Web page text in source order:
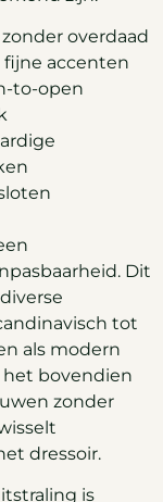
overdaad
fijne accenten
to-open
Dit
tot
als modern
het bovendien
zonder
dressoir.
is